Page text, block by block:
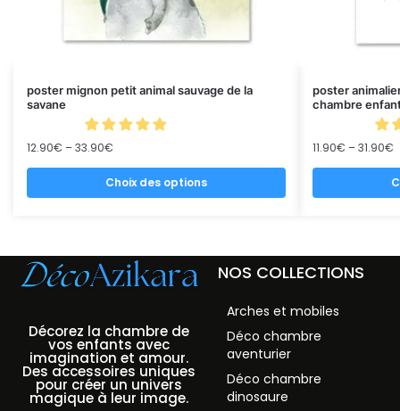
poster mignon petit animal sauvage de la
savane
12.90€ –33.90€
Choix des options
poster
chambre
11.90€ –31.90€
Décorez la chambre de
vos enfants avec
imagination et amour.
Des accessoires uniques
pour créer un univers
magique à leur image.
NOS COLLECTIONS
Arches et mobiles
Déco chambre
aventurier
Déco chambre
dinosaure